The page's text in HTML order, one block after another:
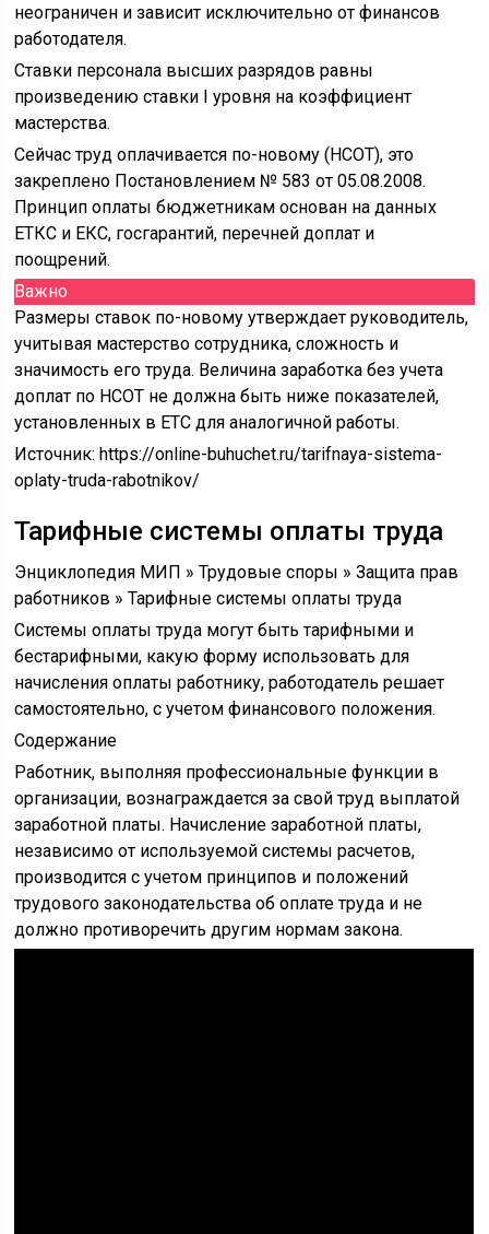
неограничен и зависит исключительно от финансов
работодателя.
Ставки персонала высших разрядов равны
произведению ставки I уровня на коэффициент
мастерства.
Сейчас труд оплачивается по-новому (НСОТ), это
закреплено Постановлением № 583 от 05.08.2008.
Принцип оплаты бюджетникам основан на данных
ЕТКС и ЕКС, госгарантий, перечней доплат и
поощрений.
Важно
Размеры ставок по-новому утверждает руководитель,
учитывая мастерство сотрудника, сложность и
значимость его труда. Величина заработка без учета
доплат по НСОТ не должна быть ниже показателей,
установленных в ЕТС для аналогичной работы.
Источник:https://online-buhuchet.ru/tarifnaya-sistema-
oplaty-truda-rabotnikov/
Тарифные системы оплаты труда
Энциклопедия МИП » Трудовые споры » Защита прав
работников » Тарифные системы оплаты труда
Системы оплаты труда могут быть тарифными и
бестарифными, какую форму использовать для
начисления оплаты работнику, работодатель решает
самостоятельно, с учетом финансового положения.
Содержание
Работник, выполняя профессиональные функции в
организации, вознаграждается за свой труд выплатой
заработной платы. Начисление заработной платы,
независимо от используемой системы расчетов,
производится с учетом принципов и положений
трудового законодательства об оплате труда и не
должно противоречить другим нормам закона.